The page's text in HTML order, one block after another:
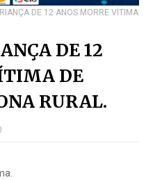
DE 12 ANOS MORRE VÍTIMA
DE 12
DE
RURAL.